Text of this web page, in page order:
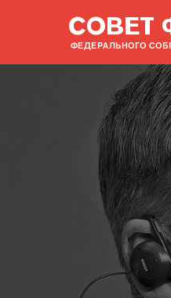
СОВЕТ
ФЕДЕРАЛЬНОГО